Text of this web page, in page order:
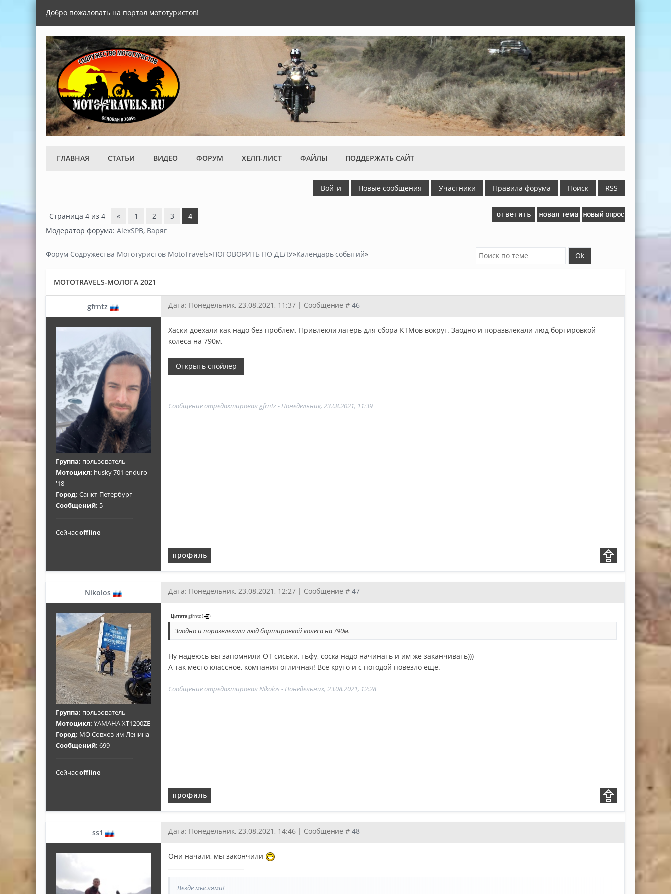
Добро пожаловать на портал мототуристов!
ГЛАВНАЯ СТАТЬИ ВИДЕО ФОРУМ ХЕЛП-ЛИСТ ФАЙЛЫ ПОДДЕРЖАТЬ САЙТ
Войти Новые сообщения Участники Правила форума Поиск RSS
Страница 4 из 4 « 1 2 3
4
Модератор форума: AlexSPB, Варяг
Форум Содружества Мототуристов MotoTravels»ПОГОВОРИТЬ ПО ДЕЛУ»Календарь событий»
MOTOTRAVELS-МОЛОГА 2021
gfrntz Дата: Понедельник, 23.08.2021, 11:37 | Сообщение # 46
Группа: пользователь
Мотоцикл: husky 701 enduro
'18
Город: Санкт-Петербург
Сообщений: 5
Сейчасoffline
Хаски доехали как надо без проблем. Привлекли лагерь для сбора КТМов вокруг. Заодно и поразвлекали люд бортировкой
колеса на 790м.
Сообщение отредактировалgfrntz-Понедельник, 23.08.2021, 11:39
Nikolos Дата: Понедельник, 23.08.2021, 12:27 | Сообщение # 47
Группа: пользователь
Мотоцикл: YAMAHA XT1200ZE
Город: МО Совхоз им Ленина
Сообщений: 699
Сейчасoffline
Цитатаgfrntz( )
Заодно и поразвлекали люд бортировкой колеса на 790м.
Ну надеюсь вы запомнили ОТ сиськи, тьфу, соска надо начинать и им же заканчивать)))
А так место классное, компания отличная! Все круто и с погодой повезло еще.
Сообщение отредактировалNikolos -Понедельник, 23.08.2021, 12:28
ss1 Дата: Понедельник, 23.08.2021, 14:46 | Сообщение # 48
Они начали, мы закончили
Везде мыслями!